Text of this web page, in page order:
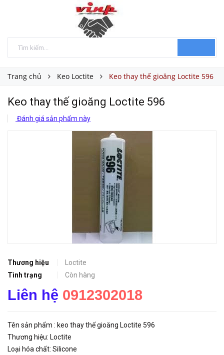
Trang chủ Keo Loctite Keo thay thế gioăng Loctite 596
Keo thay thế gioăng Loctite 596
Đánh giá sản phẩm này
Thương hiệu
Loctite
Tình trạng
Còn hàng
Liên hệ 0912302018
Tên sản phẩm : keo thay thế gioăng Loctite 596
Thương hiệu: Loctite
Loại hóa chất: Silicone